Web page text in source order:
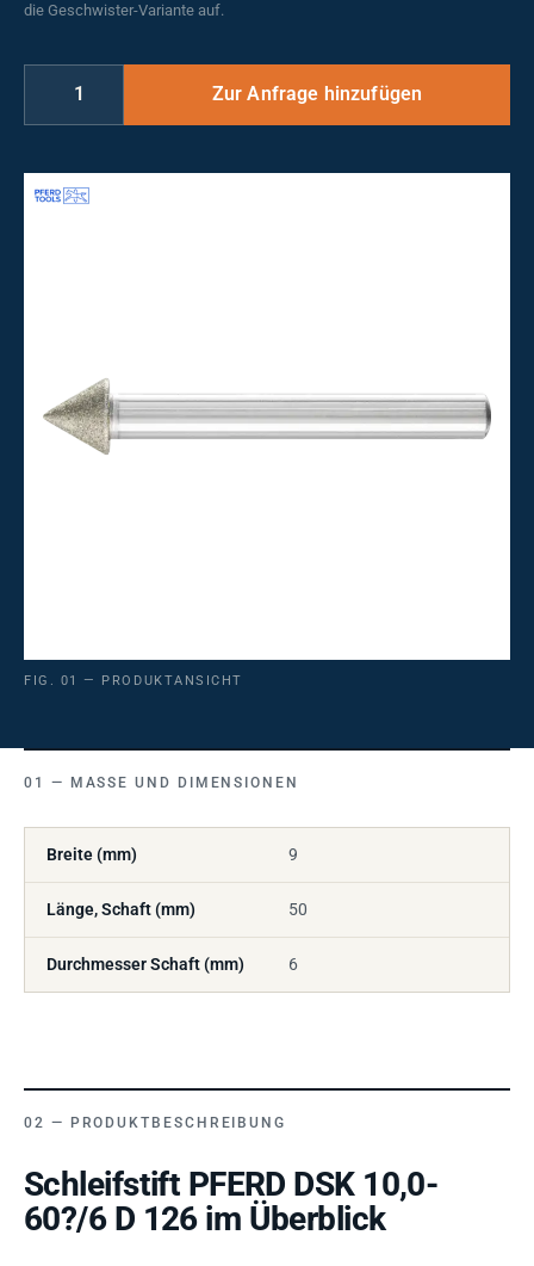
die Geschwister-Variante auf.
FIG. 01 — PRODUKTANSICHT
MASSE UND DIMENSIONEN
Breite (mm) 9
Länge, Schaft (mm) 50
Durchmesser Schaft (mm) 6
PRODUKTBESCHREIBUNG
Schleifstift PFERD DSK 10,0-
60?/6 D 126 im Überblick